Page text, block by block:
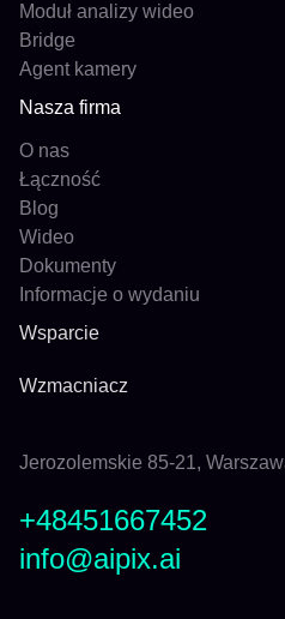
Moduł analizy wideo
Bridge
Agent kamery
Nasza firma
O nas
Łączność
Blog
Wideo
Dokumenty
Informacje o wydaniu
Wsparcie
Wzmacniacz
Jerozolemskie 85-21,
+48451667452
info@aipix.ai